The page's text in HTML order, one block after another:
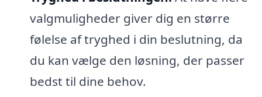
valgmuligheder giver dig en større
følelse af tryghed i din beslutning, da
du kan vælge den løsning, der passer
bedst til dine behov.